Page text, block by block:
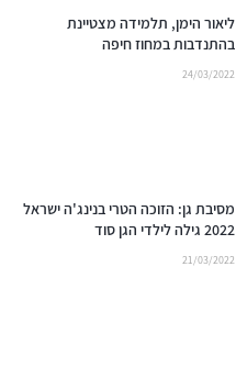
ליאור הימן, תלמידה מצטיינת
בהתנדבות במחוז חיפה
24/03/2022
מסיבת גן: הזוכה הטרי בנינג'ה ישראל
2022 גילה לילדי הגן סוד
21/03/2022